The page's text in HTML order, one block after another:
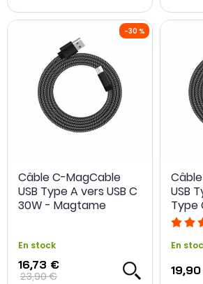
Câble C-MagCable
USB Type A vers USB C
30W - Magtame
En stock
16,73 €
23,90 €
USB
Type
En